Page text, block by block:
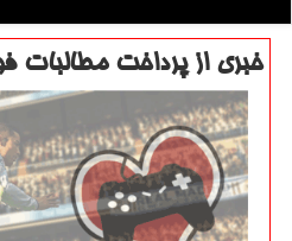
خبری از پرداخت مطالبات